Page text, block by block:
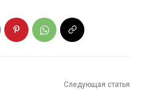
Следующая статья